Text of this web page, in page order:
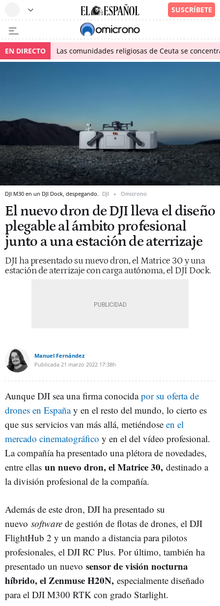
EN DIRECTO Las comunidades religiosas de Ceuta se
DJI M30 en un DJI Dock, despegando. DJI Omicrono
El nuevo dron de DJI lleva el diseño
plegable al ámbito profesional
junto a una estación de aterrizaje
DJI ha presentado su nuevo dron, el Matrice 30 y una
estación de aterrizaje con carga autónoma, el DJI Dock.
Manuel Fernández
Publicada 21 marzo 2022 17:38h
Aunque DJI sea una firma conocidapor su oferta de
drones en Españay en el resto del mundo, lo cierto es
que sus servicios van más allá, metiéndose en el
mercado cinematográfico y en el del vídeo profesional.
La compañía ha presentado una plétora de novedades,
entre ellas un nuevo dron, el Matrice 30, destinado a
la división profesional de la compañía.
Además de este dron, DJI ha presentado su
nuevo software de gestión de flotas de drones, el DJI
FlightHub 2 y un mando a distancia para pilotos
profesionales, el DJI RC Plus. Por último, también ha
presentado un nuevo sensor de visión nocturna
híbrido, el Zenmuse H20N, especialmente diseñado
para el DJI M300 RTK con grado Starlight.